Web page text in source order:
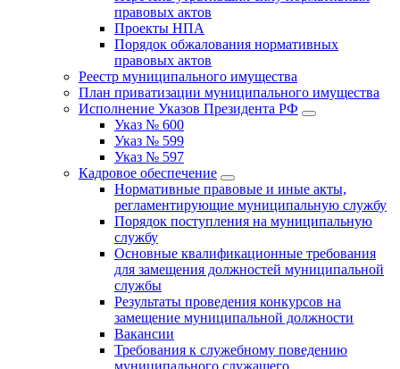
правовых актов
Проекты НПА
Порядок обжалования нормативных
правовых актов
Реестр муниципального имущества
План приватизации муниципального имущества
Исполнение Указов Президента РФ
Указ № 600
Указ № 599
Указ № 597
Кадровое обеспечение
Нормативные правовые и иные акты,
регламентирующие муниципальную службу
Порядок поступления на муниципальную
службу
Основные квалификационные требования
для замещения должностей муниципальной
службы
Результаты проведения конкурсов на
замещение муниципальной должности
Вакансии
Требования к служебному поведению